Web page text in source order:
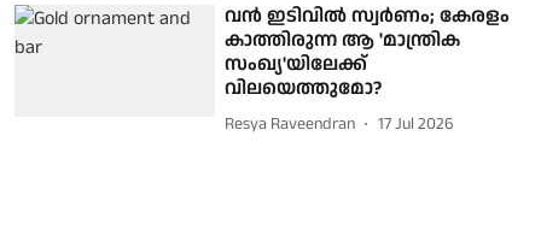
വന്‍ ഇടിവില്‍ സ്വര്‍ണം; കേരളം
കാത്തിരുന്ന ആ 'മാന്ത്രിക
സംഖ്യ'യിലേക്ക്
വിലയെത്തുമോ?
Resya Raveendran 17 Jul 2026